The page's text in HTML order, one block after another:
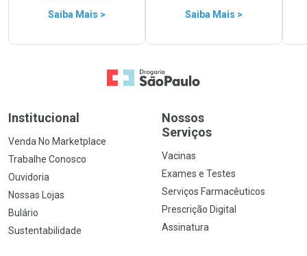
Saiba Mais > Saiba Mais >
Ir para a Home
Institucional
Venda No Marketplace
Trabalhe Conosco
Ouvidoria
Nossas Lojas
Bulário
Sustentabilidade
Nossos
Serviços
Vacinas
Exames e Testes
Serviços Farmacêuticos
Prescrição Digital
Assinatura